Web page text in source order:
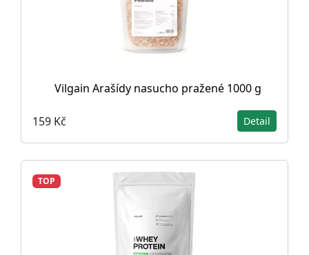
Vilgain Arašídy nasucho pražené 1000 g
159 Kč Detail
TOP